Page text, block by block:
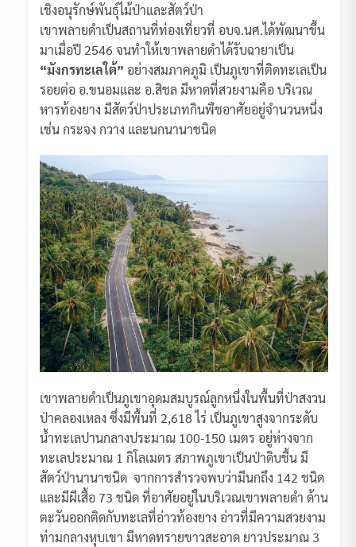
เชิงอนุรักษ์พันธุ์ไม้ป่าและสัตว์ป่า
เขาพลายดำเป็นสถานที่ท่องเที่ยวที่ อบจ.นศ.ได้พัฒนาขึ้น
มาเมื่อปี 2546 จนทำให้เขาพลายดำได้รับฉายาเป็น
“มังกรทะเลใต้” อย่างสมภาคภูมิ เป็นภูเขาที่ติดทะเลเป็น
รอยต่อ อ.ขนอมและ อ.สิชล มีหาดที่สวยงามคือ บริเวณ
หารท้องยาง มีสัตว์ป่าประเภทกินพืชอาศัยอยู่จำนวนหนึ่ง
เช่น กระจง กวาง และนกนานาชนิด
เขาพลายดำเป็นภูเขาอุดมสมบูรณ์ลูกหนึ่งในพื้นที่ป่าสงวน
ป่าคลองเหลง ซึ่งมีพื้นที่ 2,618 ไร่ เป็นภูเขาสูงจากระดับ
น้ำทะเลปานกลางประมาณ 100-150 เมตร อยู่ห่างจาก
ทะเลประมาณ 1 กิโลเมตร สภาพภูเขาเป็นป่าดิบชื้น มี
สัตว์ป่านานาชนิด จากการสำรวจพบว่ามีนกถึง 142 ชนิด
และมีผีเสื้อ 73 ชนิด ที่อาศัยอยู่ในบริเวณเขาพลายดำ ด้าน
ตะวันออกติดกับทะเลที่อ่าวท้องยาง อ่าวที่มีความสวยงาม
ท่ามกลางหุบเขา มีหาดทรายขาวสะอาด ยาวประมาณ 3